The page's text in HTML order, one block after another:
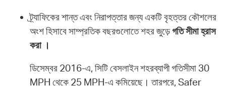
ট্র্যাফিকের শান্ত এবং নিরাপত্তার জন্য একটি বৃহত্তর কৌশলের
অংশ হিসাবে সাম্প্রতিক বছরগুলোতে শহর জুড়েগতি সীমা হ্রাস
করা ।
ডিসেম্বর 2016-এ, সিটি বেসলাইন শহরব্যাপী গতিসীমা 30
MPH থেকে 25 MPH-এ কমিয়েছে। তারপরে, Safer